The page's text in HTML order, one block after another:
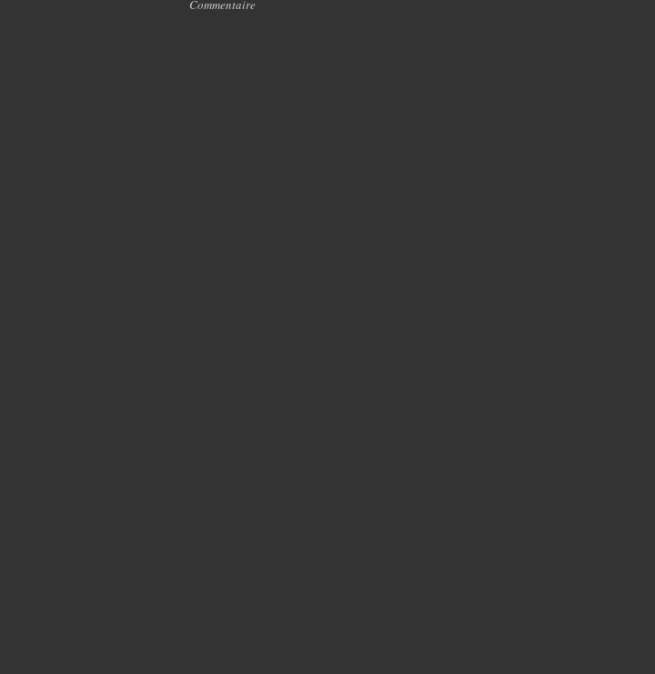
Commentaire